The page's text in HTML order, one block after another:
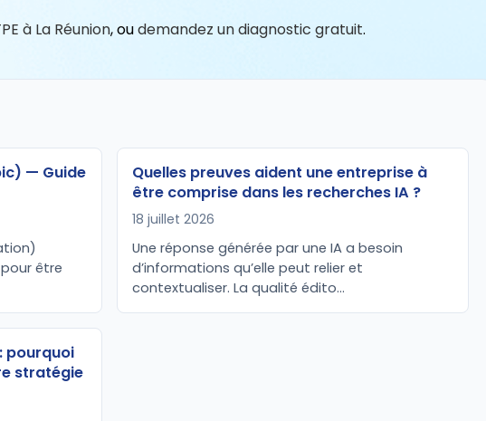
à La Réunion, oudemandez un diagnostic gratuit.
— Guide
être
Quelles preuves aident une entreprise à
être comprise dans les recherches IA ?
18 juillet 2026
Une réponse générée par une IA a besoin
d’informations qu’elle peut relier et
contextualiser. La qualité édito…
pourquoi
stratégie